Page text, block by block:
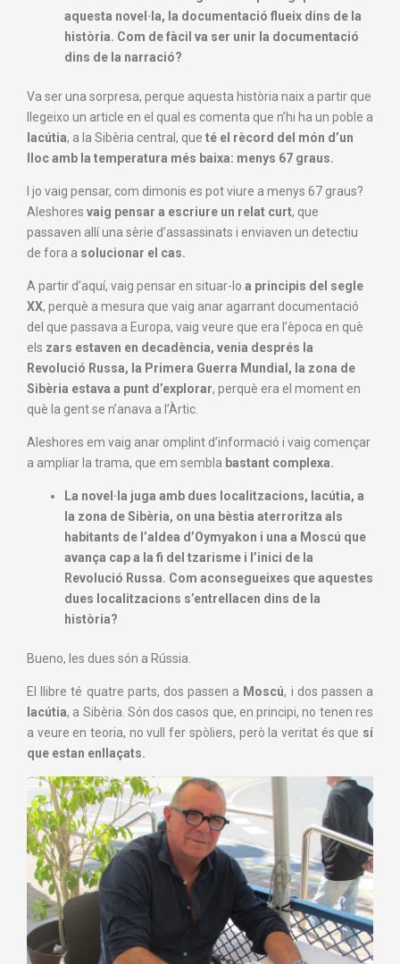
aquesta novel·la, la documentació flueix dins de la
història. Com de fàcil va ser unir la documentació
dins de la narració?
Va ser una sorpresa, perque aquesta història naix a partir que
llegeixo un article en el qual es comenta que n’hi ha un poble a
Iacútia, a la Sibèria central, que té el rècord del món d’un
lloc amb la temperatura més baixa: menys 67 graus.
I jo vaig pensar, com dimonis es pot viure a menys 67 graus?
Aleshores vaig pensar a escriure un relat curt, que
passaven allí una sèrie d’assassinats i enviaven un detectiu
de fora a solucionar el cas.
A partir d’aquí, vaig pensar en situar-lo a principis del segle
XX, perquè a mesura que vaig anar agarrant documentació
del que passava a Europa, vaig veure que era l’època en què
els zars estaven en decadència, venia després la
Revolució Russa, la Primera Guerra Mundial, la zona de
Sibèria estava a punt d’explorar, perquè era el moment en
què la gent se n’anava a l’Àrtic.
Aleshores em vaig anar omplint d’informació i vaig començar
a ampliar la trama, que em sembla bastant complexa.
La novel·la juga amb dues localitzacions, Iacútia, a
la zona de Sibèria, on una bèstia aterroritza als
habitants de l’aldea d’Oymyakon i una a Moscú que
avança cap a la fi del tzarisme i l’inici de la
Revolució Russa. Com aconsegueixes que aquestes
dues localitzacions s’entrellacen dins de la
història?
Bueno, les dues són a Rússia.
El llibre té quatre parts, dos passen a Moscú, i dos passen a
Iacútia, a Sibèria. Són dos casos que, en principi, no tenen res
a veure en teoria, no vull fer spòliers, però la veritat és que sí
que estan enllaçats.